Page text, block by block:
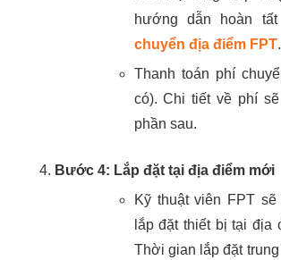
hướng dẫn hoàn
chuyển địa điểm FPT.
Thanh toán phí
có). Chi tiết về phí
phần sau.
Bước 4: Lắp đặt tại địa điểm mới
Kỹ thuật viên FPT
lắp đặt thiết bị tại địa
Thời gian lắp đặt